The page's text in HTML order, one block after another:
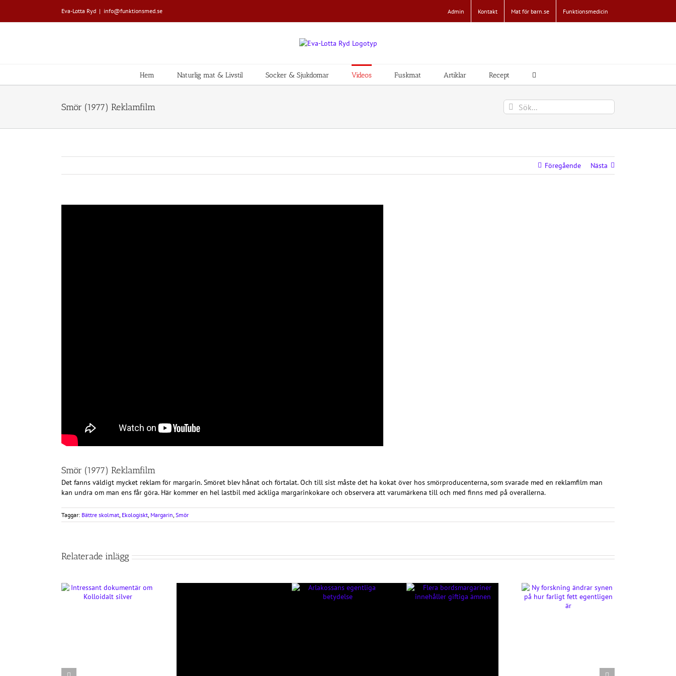
innehållet
Eva-Lotta Ryd | info@funktionsmed.se Admin Kontakt Mat för barn.se Funktionsmedicin
Hem Naturlig mat & Livstil Socker & Sjukdomar Videos Fuskmat Artiklar Recept
Smör (1977) Reklamfilm
Sök
efter:
Föregående Nästa
Smör (1977) Reklamfilm
Det fanns väldigt mycket reklam för margarin. Smöret blev hånat och förtalat. Och till sist måste det ha kokat över hos smörproducenterna, som svarade med en reklamfilm man
kan undra om man ens får göra. Här kommer en hel lastbil med äckliga margarinkokare och observera att varumärkena till och med finns med på overallerna.
Taggar: Bättre skolmat, Ekologiskt, Margarin, Smör
Relaterade inlägg